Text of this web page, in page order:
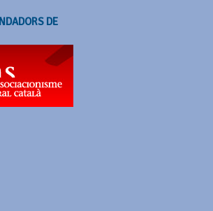
DE